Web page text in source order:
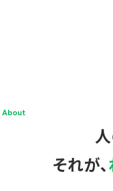
About
それが、